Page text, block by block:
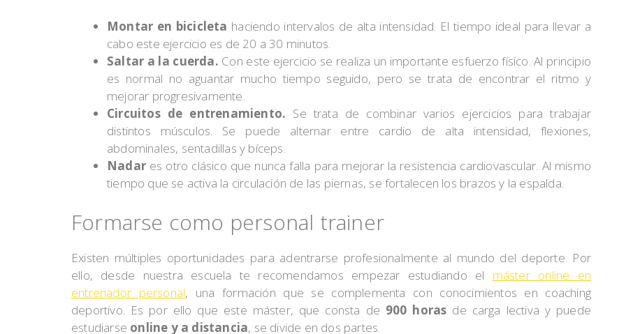
Montar en bicicleta haciendo intervalos de alta intensidad. El tiempo ideal para llevar a
cabo este ejercicio es de 20 a 30 minutos.
Saltar a la cuerda. Con este ejercicio se realiza un importante esfuerzo físico. Al principio
es normal no aguantar mucho tiempo seguido, pero se trata de encontrar el ritmo y
mejorar progresivamente.
Circuitos de entrenamiento. Se trata de combinar varios ejercicios para trabajar
distintos músculos. Se puede alternar entre cardio de alta intensidad, flexiones,
abdominales, sentadillas y bíceps.
Nadar es otro clásico que nunca falla para mejorar la resistencia cardiovascular. Al mismo
tiempo que se activa la circulación de las piernas, se fortalecen los brazos y la espalda.
Formarse como personal trainer
Existen múltiples oportunidades para adentrarse profesionalmente al mundo del deporte. Por
ello, desde nuestra escuela te recomendamos empezar estudiando el máster online en
entrenador personal, una formación que se complementa con conocimientos en coaching
deportivo. Es por ello que este máster, que consta de 900 horas de carga lectiva y puede
estudiarse online y a distancia, se divide en dos partes.